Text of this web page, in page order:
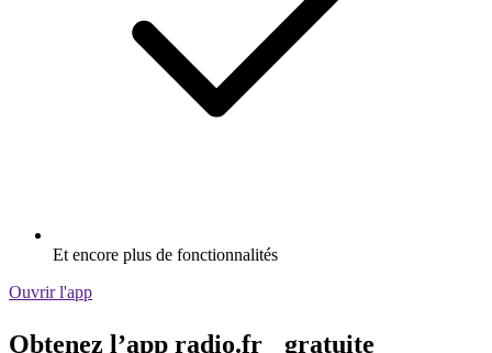
Et encore plus de fonctionnalités
Ouvrir l'app
Obtenez l’app radio.fr gratuite